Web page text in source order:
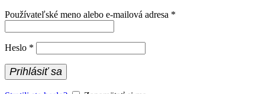
Používateľské meno alebo e-mailová adresa *
Heslo *
Prihlásiť sa